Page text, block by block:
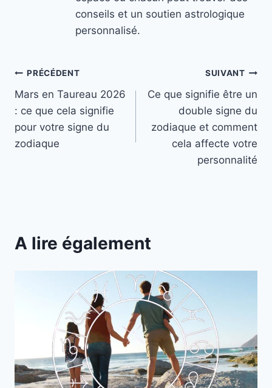
conseils et un soutien astrologique
personnalisé.
Navigation
de
l’article
PRÉCÉDENT
Mars en Taureau 2026
: ce que cela signifie
pour votre signe du
zodiaque
SUIVANT
Ce que signifie être un
double signe du
zodiaque et comment
cela affecte votre
personnalité
A lire également